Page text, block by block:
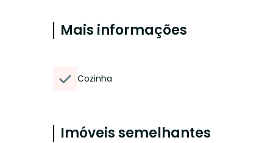
Mais informações
Cozinha
Imóveis semelhantes